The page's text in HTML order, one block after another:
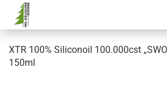
XTR 100% Siliconoil 100.000cst
150ml